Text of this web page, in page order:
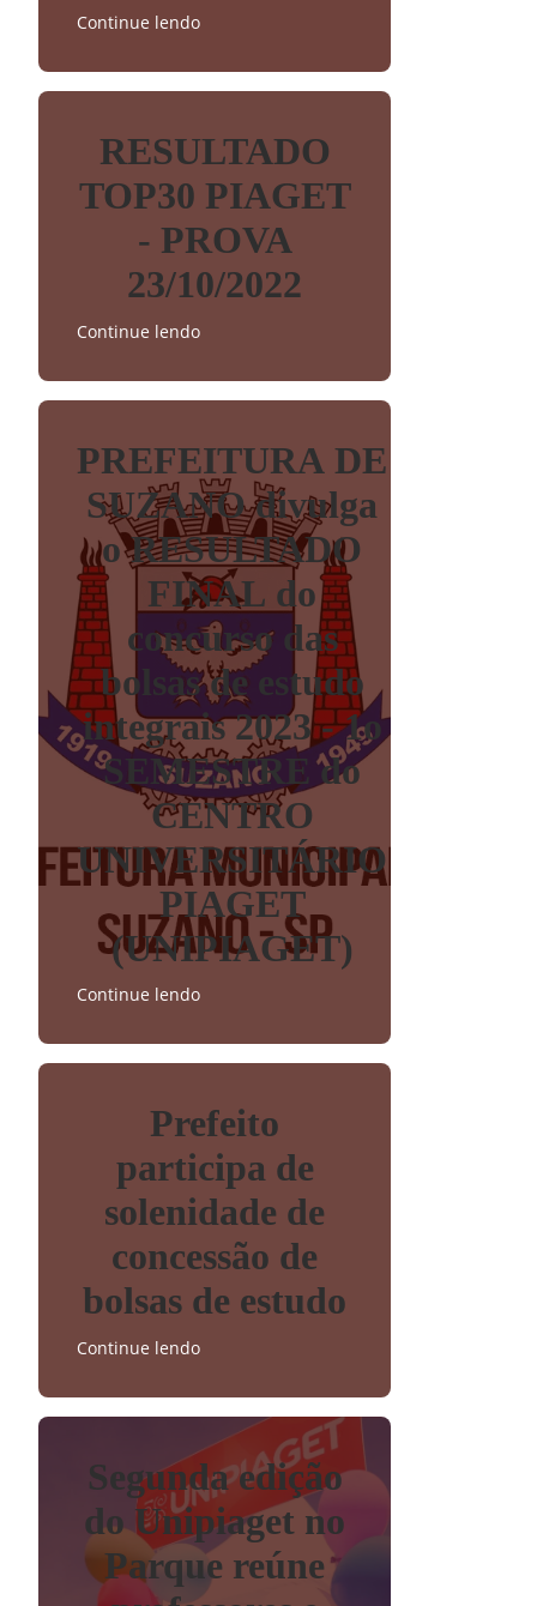
Continue lendo
RESULTADO
TOP30 PIAGET
- PROVA
23/10/2022
Continue lendo
PREFEITURA DE
SUZANO divulga
o RESULTADO
FINAL do
concurso das
bolsas de estudo
integrais 2023 - 1o
SEMESTRE do
CENTRO
UNIVERSITÁRIO
PIAGET
(UNIPIAGET)
Continue lendo
Prefeito
participa de
solenidade de
concessão de
bolsas de estudo
Continue lendo
Segunda edição
do Unipiaget no
Parque reúne